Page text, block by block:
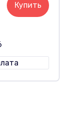
Купить